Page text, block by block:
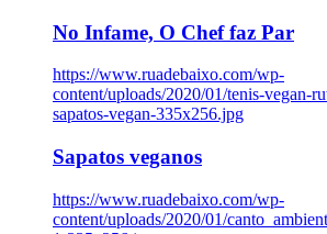
No Infame, O Chef faz Par
https://www.ruadebaixo.com/wp-
content/uploads/2020/01/tenis-vegan-
sapatos-vegan-335x256.jpg
Sapatos veganos
https://www.ruadebaixo.com/wp-
content/uploads/2020/01/